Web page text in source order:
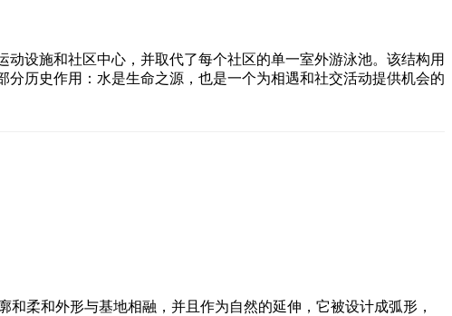
设施和社区中心，并取代了每个社区的单一室外游泳池。该结构用
历史作用：水是生命之源，也是一个为相遇和社交活动提供机会的
柔和外形与基地相融，并且作为自然的延伸，它被设计成弧形，